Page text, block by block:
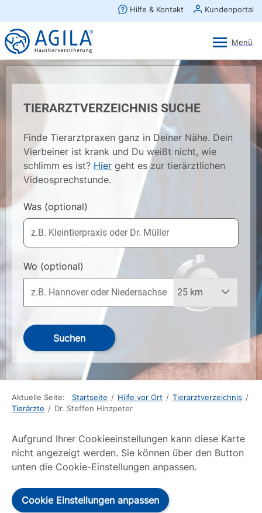
TIERARZTVERZEICHNIS SUCHE
Finde Tierarztpraxen ganz in Deiner Nähe. Dein
Vierbeiner ist krank und Du weißt nicht, wie
schlimm es ist? Hier geht es zur tierärztlichen
Videosprechstunde.
Was (optional)
Wo (optional)
Suchen
Aktuelle Seite: Startseite / Hilfe vor Ort / Tierarztverzeichnis /
Tierärzte / Dr. Steffen Hinzpeter
Aufgrund Ihrer Cookieeinstellungen kann diese Karte
nicht angezeigt werden. Sie können über den Button
unten die Cookie-Einstellungen anpassen.
Cookie Einstellungen anpassen
×
AGILA Kunden-App
Gratis - Im Play Store laden
Ansehen